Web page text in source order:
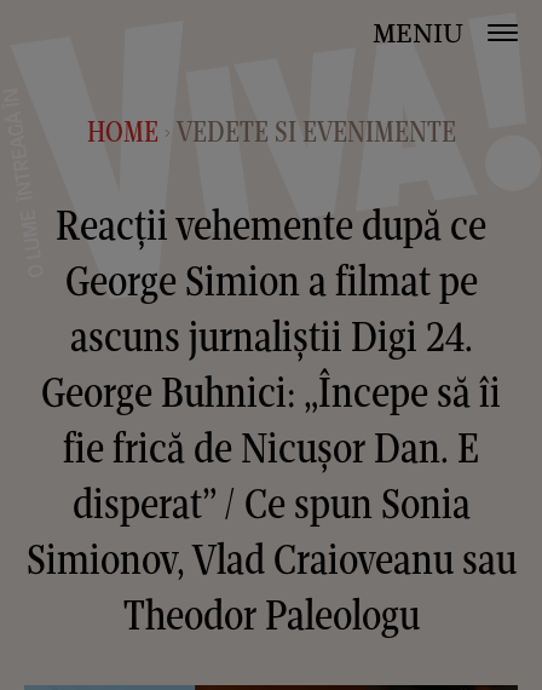
MENIU
HOME > VEDETE SI EVENIMENTE
Reacții vehemente după ce
George Simion a filmat pe
ascuns jurnaliștii Digi 24.
George Buhnici: „Începe să îi
fie frică de Nicușor Dan. E
disperat” / Ce spun Sonia
Simionov, Vlad Craioveanu sau
Theodor Paleologu